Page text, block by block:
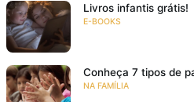
Livros infantis grátis!
E-BOOKS
Conheça 7 tipos de
NA FAMÍLIA